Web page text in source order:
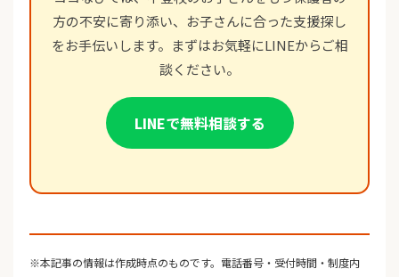
方の不安に寄り添い、お子さんに合った支援探し
をお手伝いします。まずはお気軽にLINEからご相
談ください。
LINEで無料相談する
※本記事の情報は作成時点のものです。電話番号・受付時間・制度内